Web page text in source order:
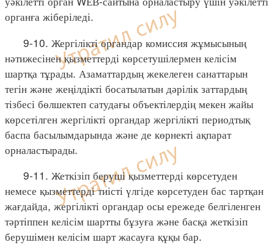
органға жіберіледі.
9-10. Жергілікті органдар комиссия жұмысының
нәтижесінен қызметтерді көрсетушілермен келісім
шартқа тұрады. Азаматтардың жекелеген санаттарын
тегін және жеңілдікті босатылатын дәрілік заттардың
тізбесі бөлшектеп сатудағы объектілердің мекен жайы
көрсетілген жергілікті органдар жергілікті периодтық
баспа басылымдарында және де көрнекті ақпарат
орналастырады.
9-11. Жеткізіп беруші қызметтерді көрсетуден
немесе қызметтерді тиісті үлгіде көрсетуден бас тартқан
жағдайда, жергілікті органдар осы ережеде белгіленген
тәртіппен келісім шартты бұзуға және басқа жеткізіп
берушімен келісім шарт жасауға құқы бар.